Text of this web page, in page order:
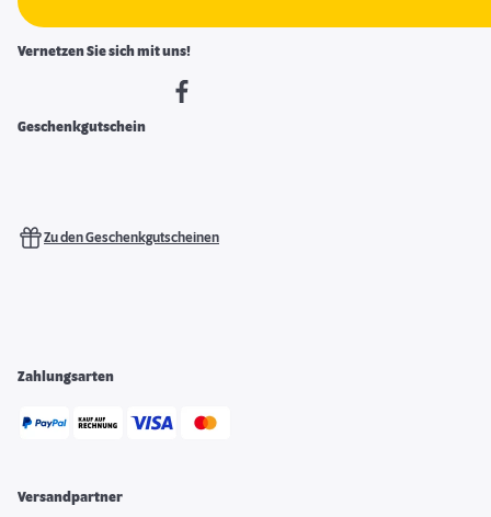
Vernetzen Sie sich mit uns!
Geschenkgutschein
Zu den Geschenkgutscheinen
Zahlungsarten
Versandpartner